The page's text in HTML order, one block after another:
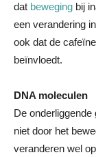
dat beweging bij
een verandering
ook dat de
beïnvloedt.
DNA moleculen
De
niet door het
veranderen wel